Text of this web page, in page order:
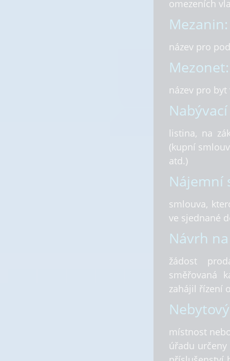
omezeních
Mezanin:
název pro
Mezonet:
název pro
listina, na
(kupní
atd.)
Nájemní
smlouva,
ve sjednané
Návrh
žádost
směřovaná
zahájil řízení
místnost
úřadu